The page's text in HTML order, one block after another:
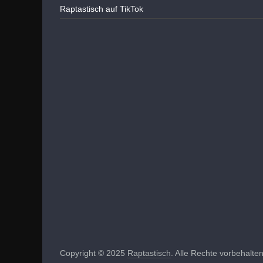
Raptastisch auf TikTok
Copyright © 2025 Raptastisch . Alle Rechte